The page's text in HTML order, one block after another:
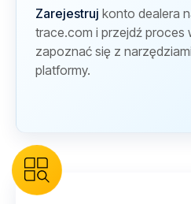
Zarejestruj konto dealera
trace.com i przejdź proces
zapoznać się z
platformy.